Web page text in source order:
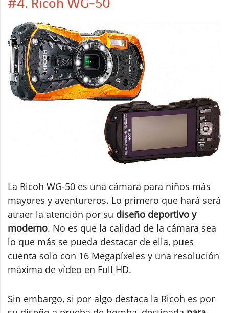
#4. Ricoh WG-50
La Ricoh WG-50 es una cámara para niños más
mayores y aventureros. Lo primero que hará será
atraer la atención por su diseño deportivo y
moderno. No es que la calidad de la cámara sea
lo que más se pueda destacar de ella, pues
cuenta solo con 16 Megapíxeles y una resolución
máxima de vídeo en Full HD.
Sin embargo, si por algo destaca la Ricoh es por